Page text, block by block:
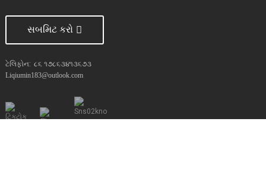
સબમિટ કરો
ટેલિફોન: ૮૬ ૧૭૮૬૩૪૧૩૬૭૩
Liqiumin183@outlook.com